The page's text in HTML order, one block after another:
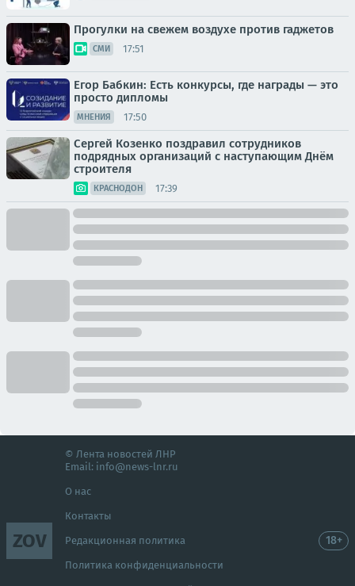
Прогулки на свежем воздухе против гаджетов
СМИ 17:51
Егор Бабкин: Есть конкурсы, где награды — это
просто дипломы
МНЕНИЯ 17:50
Сергей Козенко поздравил сотрудников
подрядных организаций с наступающим Днём
строителя
КРАСНОДОН 17:39
ZOV
© Лента новостей ЛНР
Email: info@news-lnr.ru
О нас
Контакты
Редакционная политика
Политика конфиденциальности
18+